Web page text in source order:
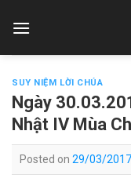
SUY NIỆM LỜI CHÚA
Ngày
Nhật IV Mùa
Posted on 29/03/2017